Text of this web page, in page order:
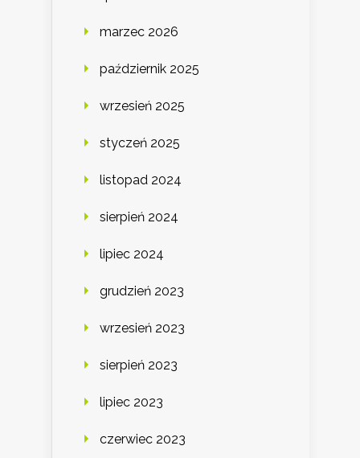
marzec 2026
październik 2025
wrzesień 2025
styczeń 2025
listopad 2024
sierpień 2024
lipiec 2024
grudzień 2023
wrzesień 2023
sierpień 2023
lipiec 2023
czerwiec 2023